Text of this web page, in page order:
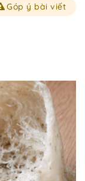
Góp ý bài viết